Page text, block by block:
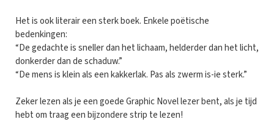
Het is ook literair een sterk boek. Enkele poëtische
bedenkingen:
“De gedachte is sneller dan het lichaam, helderder dan het licht,
donkerder dan de schaduw.”
“De mens is klein als een kakkerlak. Pas als zwerm is-ie sterk.”
Zeker lezen als je een goede Graphic Novel lezer bent, als je tijd
hebt om traag een bijzondere strip te lezen!